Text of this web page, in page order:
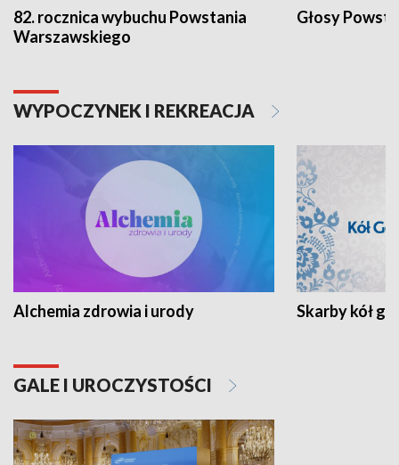
82. rocznica wybuchu Powstania
Warszawskiego
Głosy
WYPOCZYNEK I REKREACJA
Alchemia zdrowia i urody Skarby kół
GALE I UROCZYSTOŚCI